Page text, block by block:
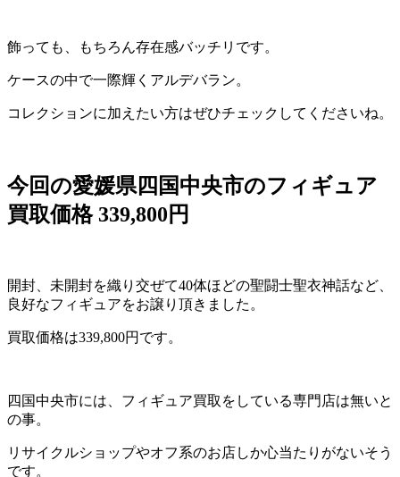
飾っても、もちろん存在感バッチリです。
ケースの中で一際輝くアルデバラン。
コレクションに加えたい方はぜひチェックしてくださいね。
今回の愛媛県四国中央市のフィギュア
買取価格 339,800円
開封、未開封を織り交ぜて40体ほどの聖闘士聖衣神話など、
良好なフィギュアをお譲り頂きました。
買取価格は339,800円です。
四国中央市には、フィギュア買取をしている専門店は無いと
の事。
リサイクルショップやオフ系のお店しか心当たりがないそう
です。